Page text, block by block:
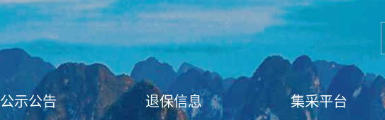
公示公告 退保信息 集采平台